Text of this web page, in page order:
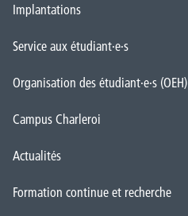
Implantations
Service aux étudiant·e·s
Organisation des étudiant·e·s (OEH)
Campus Charleroi
Actualités
Formation continue et recherche